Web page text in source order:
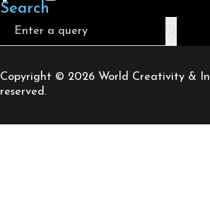
Search
Search
Copyright © 2026 World Creativity &
reserved.